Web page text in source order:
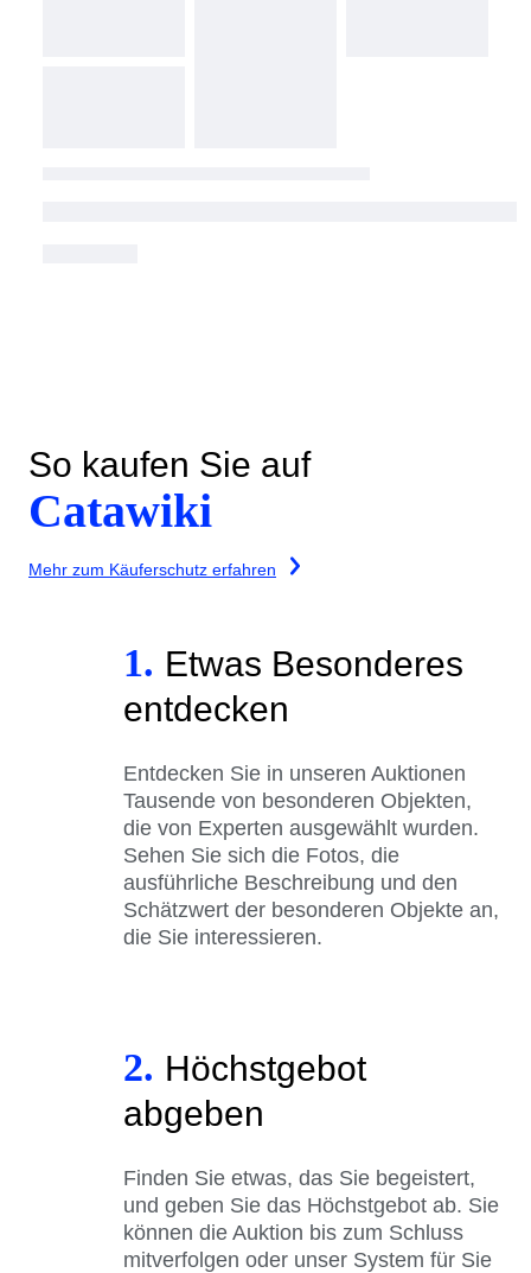
So kaufen Sie auf
Catawiki
Mehr zum Käuferschutz erfahren
1. Etwas Besonderes
entdecken
Entdecken Sie in unseren Auktionen
Tausende von besonderen Objekten,
die von Experten ausgewählt wurden.
Sehen Sie sich die Fotos, die
ausführliche Beschreibung und den
Schätzwert der besonderen Objekte an,
die Sie interessieren.
2. Höchstgebot
abgeben
Finden Sie etwas, das Sie begeistert,
und geben Sie das Höchstgebot ab. Sie
können die Auktion bis zum Schluss
mitverfolgen oder unser System für Sie